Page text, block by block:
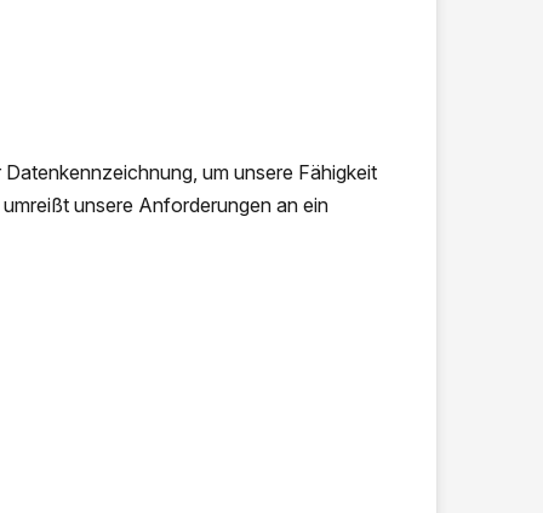
um unsere Fähigkeit
unsere Anforderungen an ein